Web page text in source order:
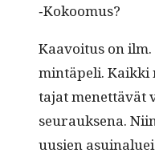
‑Kokoomus?
Kaavoitus on
mintäpeli.
ta­jat menet­tävät
seu­rauk­se­na.
uusien